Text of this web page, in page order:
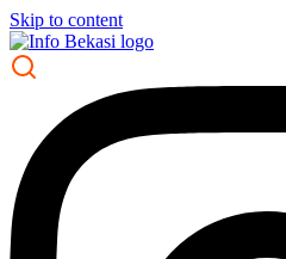
Skip to content